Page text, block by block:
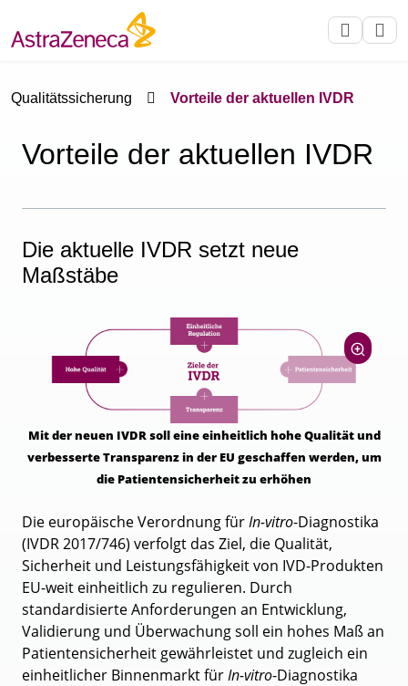
Qualitätssicherung Vorteile der aktuellen IVDR
Vorteile der aktuellen IVDR
Die aktuelle IVDR setzt neue
Maßstäbe
Mit der neuen IVDR soll eine einheitlich hohe Qualität und
verbesserte Transparenz in der EU geschaffen werden, um
die Patientensicherheit zu erhöhen
Die europäische Verordnung fürIn-vitro-Diagnostika
(IVDR 2017/746) verfolgt das Ziel, die Qualität,
Sicherheit und Leistungsfähigkeit von IVD-Produkten
EU-weit einheitlich zu regulieren. Durch
standardisierte Anforderungen an Entwicklung,
Validierung und Überwachung soll ein hohes Maß an
Patientensicherheit gewährleistet und zugleich ein
einheitlicher Binnenmarkt fürIn-vitro-Diagnostika